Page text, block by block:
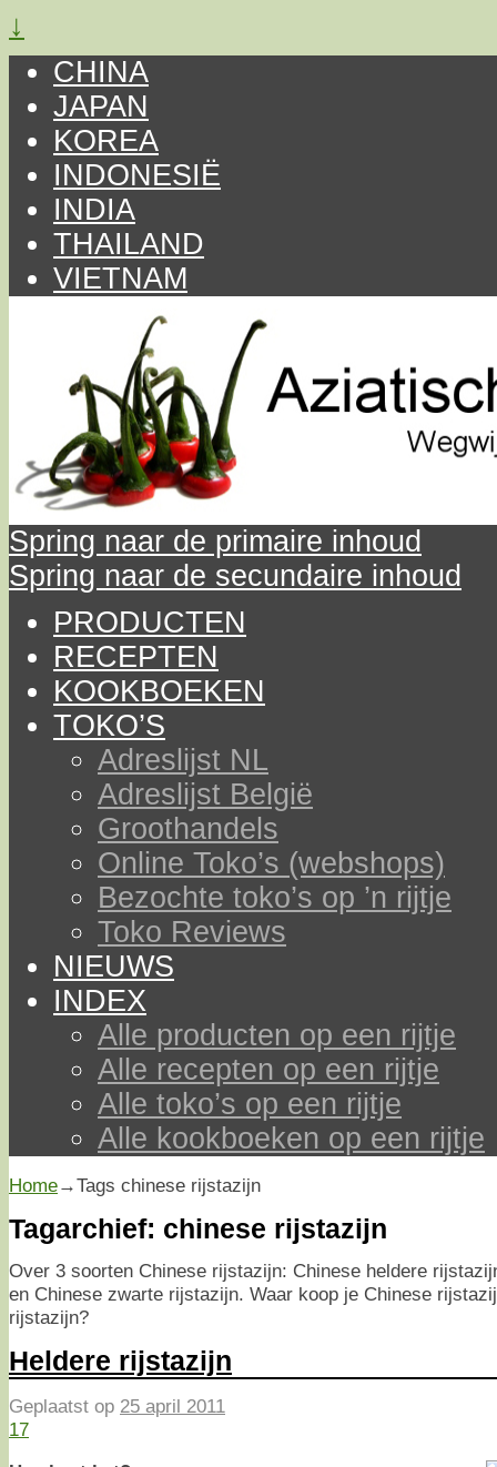
↓
CHINA
JAPAN
KOREA
INDONESIË
INDIA
THAILAND
VIETNAM
Spring naar de primaire inhoud
Spring naar de secundaire inhoud
PRODUCTEN
RECEPTEN
KOOKBOEKEN
TOKO’S
Adreslijst NL
Adreslijst België
Groothandels
Online Toko’s (webshops)
Bezochte toko’s op ’n rijtje
Toko Reviews
NIEUWS
INDEX
Alle producten op een rijtje
Alle recepten op een rijtje
Alle toko’s op een rijtje
Alle kookboeken op een rijtje
Home→Tags chinese rijstazijn
Tagarchief: chinese rijstazijn
Over 3 soorten Chinese rijstazijn: Chinese heldere
en Chinese zwarte rijstazijn. Waar koop je Chinese
rijstazijn?
Heldere rijstazijn
Geplaatst op 25 april 2011
17